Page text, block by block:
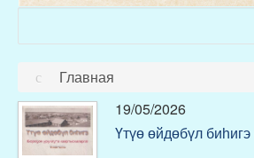
Главная
19/05/2026
Үтүө өйдөбүл